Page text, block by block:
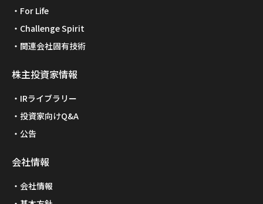
For Life
Challenge Spirit
関連会社固有技術
株主投資家情報
IRライブラリー
投資家向けQ&A
公告
会社情報
会社情報